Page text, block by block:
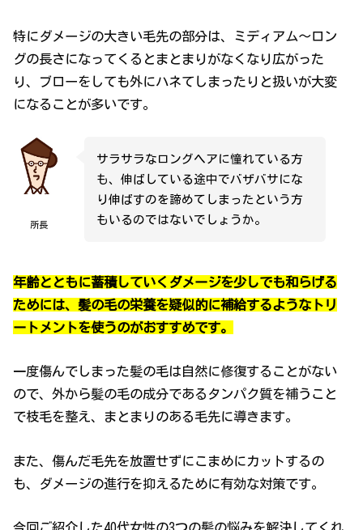
特にダメージの大きい毛先の部分は、ミディアム〜ロン
グの長さになってくるとまとまりがなくなり広がった
り、ブローをしても外にハネてしまったりと扱いが大変
になることが多いです。
所長
サラサラなロングヘアに憧れている方
も、伸ばしている途中でバザバサにな
り伸ばすのを諦めてしまったという方
もいるのではないでしょうか。
年齢とともに蓄積していくダメージを少しでも和らげる
ためには、髪の毛の栄養を疑似的に補給するようなトリ
ートメントを使うのがおすすめです。
一度傷んでしまった髪の毛は自然に修復することがない
ので、外から髪の毛の成分であるタンパク質を補うこと
で枝毛を整え、まとまりのある毛先に導きます。
また、傷んだ毛先を放置せずにこまめにカットするの
も、ダメージの進行を抑えるために有効な対策です。